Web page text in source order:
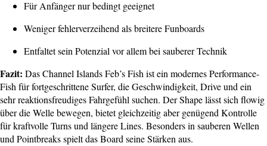
Für Anfänger nur bedingt geeignet
Weniger fehlerverzeihend als breitere Funboards
Entfaltet sein Potenzial vor allem bei sauberer Technik
Fazit: Das Channel Islands Feb’s Fish ist ein modernes Performance-
Fish für fortgeschrittene Surfer, die Geschwindigkeit, Drive und ein
sehr reaktionsfreudiges Fahrgefühl suchen. Der Shape lässt sich flowig
über die Welle bewegen, bietet gleichzeitig aber genügend Kontrolle
für kraftvolle Turns und längere Lines. Besonders in sauberen Wellen
und Pointbreaks spielt das Board seine Stärken aus.